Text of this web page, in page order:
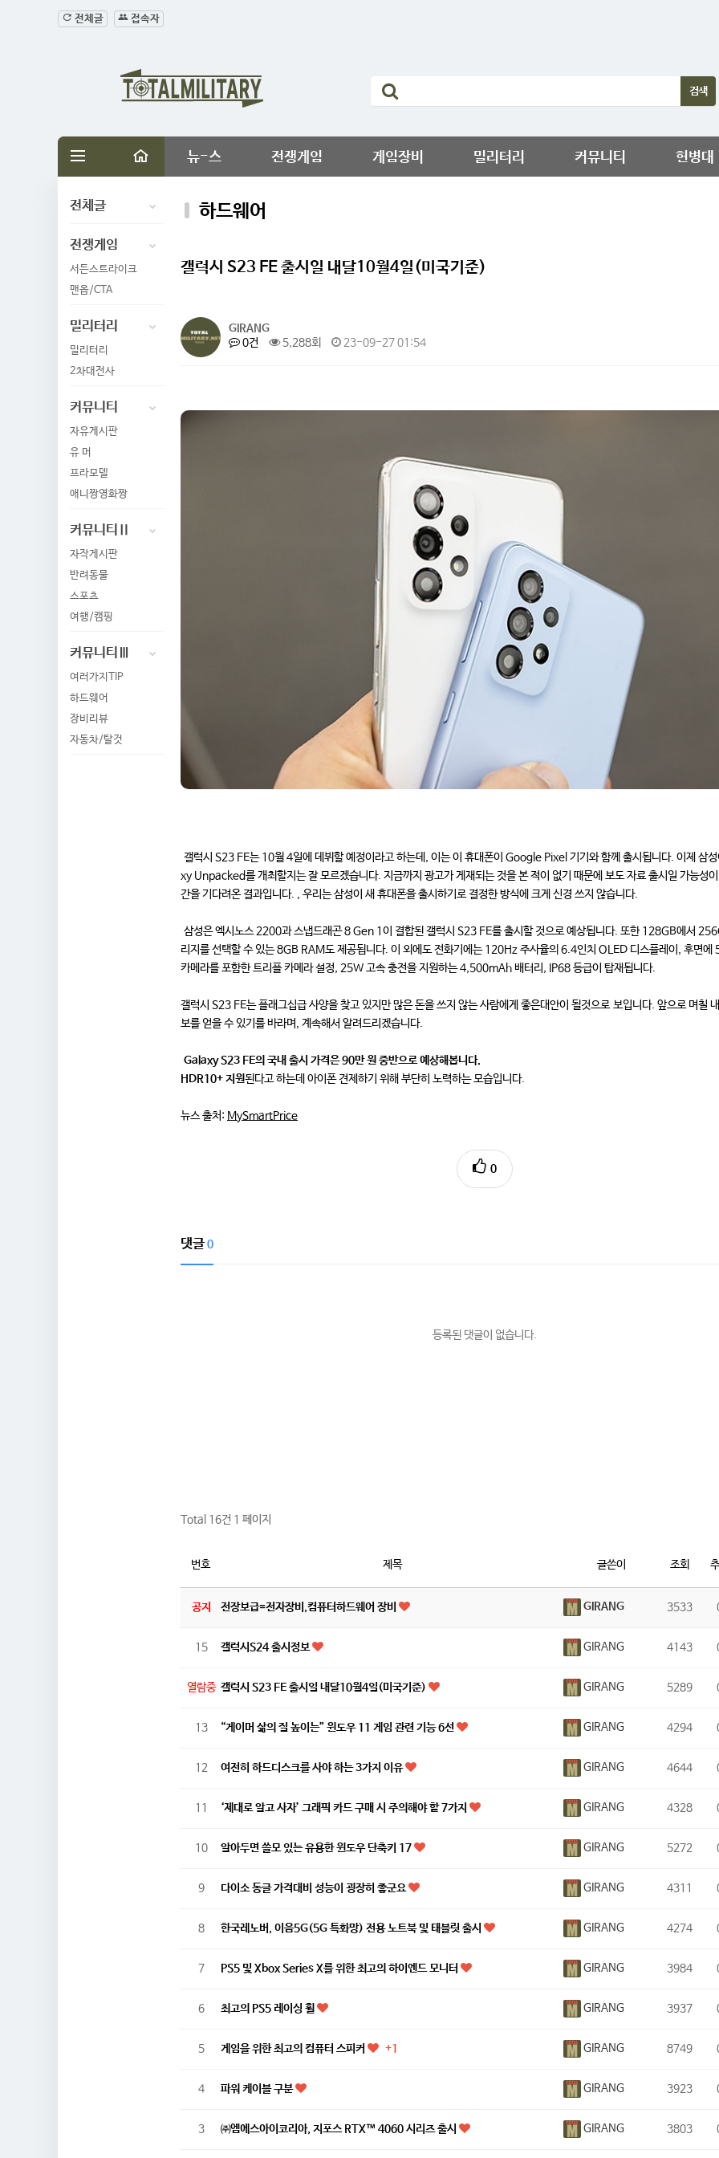
전체글 접속자
뉴-스 전쟁게임 게임장비 밀리터리 커뮤니티 헌병대
전체글
전쟁게임
서든스트라이크
맨옵/CTA
밀리터리
밀리터리
2차대전사
커뮤니티
자유게시판
유 머
프라모델
애니짱영화짱
커뮤니티Ⅱ
자작게시판
반려동물
스포츠
여행/캠핑
커뮤니티Ⅲ
여러가지TIP
하드웨어
장비리뷰
자동차/탈것
하드웨어
갤럭시 S23 FE 출시일 내달10월4일(미국기준)
GIRANG
0건
5,288회 23-09-27 01:54
갤럭시 S23 FE는 10월 4일에 데뷔할 예정이라고 하는데, 이는 이 휴대폰이 Google Pixel 기기와 함께 출시됩니다. 이제 삼
xy Unpacked를 개최할지는 잘 모르겠습니다. 지금까지 광고가 게재되는 것을 본 적이 없기 때문에 보도 자료 출시일 가능성이
간을 기다려온 결과입니다. , 우리는 삼성이 새 휴대폰을 출시하기로 결정한 방식에 크게 신경 쓰지 않습니다.
삼성은 엑시노스 2200과 스냅드래곤 8 Gen 1이 결합된 갤럭시 S23 FE를 출시할 것으로 예상됩니다. 또한 128GB에서
리지를 선택할 수 있는 8GB RAM도 제공됩니다. 이 외에도 전화기에는 120Hz 주사율의 6.4인치 OLED 디스플레이, 후면에
카메라를 포함한 트리플 카메라 설정, 25W 고속 충전을 지원하는 4,500mAh 배터리, IP68 등급이 탑재됩니다.
갤럭시 S23 FE는 플래그십급 사양을 찾고 있지만 많은 돈을 쓰지 않는 사람에게 좋은대안이 될것으로 보입니다. 앞으로 며칠
보를 얻을 수 있기를 바라며, 계속해서 알려드리겠습니다.
Galaxy S23 FE의 국내 출시 가격은 90만 원 중반으로 예상해봅니다.
HDR10+ 지원된다고 하는데 아이폰 견제하기 위해 부단히 노력하는 모습입니다.
뉴스 출처: MySmartPrice
0
댓글0
등록된 댓글이 없습니다.
Total 16건 1 페이지
번호 제목 글쓴이 조회
공지 전장보급=전자장비,컴퓨터하드웨어 장비 GIRANG 3533
15 갤럭시S24 출시정보 GIRANG 4143
열람중 갤럭시 S23 FE 출시일 내달10월4일(미국기준) GIRANG 5289
13 “게이머 삶의 질 높이는” 윈도우 11 게임 관련 기능 6선 GIRANG 4294
12 여전히 하드디스크를 사야 하는 3가지 이유 GIRANG 4644
11 ‘제대로 알고 사자’ 그래픽 카드 구매 시 주의해야 할 7가지 GIRANG 4328
10 알아두면 쓸모 있는 유용한 윈도우 단축키 17 GIRANG 5272
9 다이소 동글 가격대비 성능이 굉장히 좋군요 GIRANG 4311
8 한국레노버, 이음5G(5G 특화망) 전용 노트북 및 태블릿 출시 GIRANG 4274
7 PS5 및 Xbox Series X를 위한 최고의 하이엔드 모니터 GIRANG 3984
6 최고의 PS5 레이싱 휠 GIRANG 3937
5 게임을 위한 최고의 컴퓨터 스피커 +1 GIRANG 8749
4 파워 케이블 구분 GIRANG 3923
3 ㈜엠에스아이코리아, 지포스 RTX™ 4060 시리즈 출시 GIRANG 3803